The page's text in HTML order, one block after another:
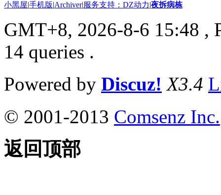
小黑屋|手机版|Archiver|服务支持：DZ动力|夜拆病栋
GMT+8, 2026-8-6 15:48 ,
14 queries .
Powered by Discuz! X3.4
© 2001-2013 Comsenz Inc.
返回顶部